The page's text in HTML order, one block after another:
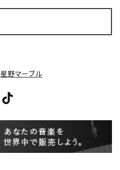
星野マーブル